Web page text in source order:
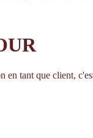
en tant que client,